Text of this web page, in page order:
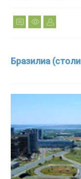
Бразилиа